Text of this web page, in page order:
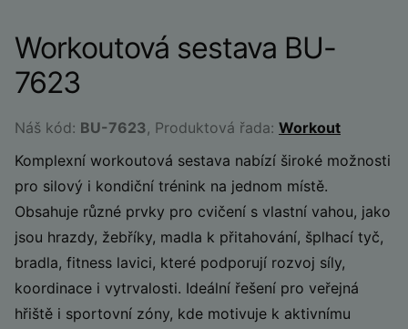
Workoutová sestava BU-
7623
Náš kód: BU-7623, Produktová řada: Workout
Komplexní workoutová sestava nabízí široké možnosti
pro silový i kondiční trénink na jednom místě.
Obsahuje různé prvky pro cvičení s vlastní vahou, jako
jsou hrazdy, žebříky, madla k přitahování, šplhací tyč,
bradla, fitness lavici, které podporují rozvoj síly,
koordinace i vytrvalosti. Ideální řešení pro veřejná
hřiště i sportovní zóny, kde motivuje k aktivnímu